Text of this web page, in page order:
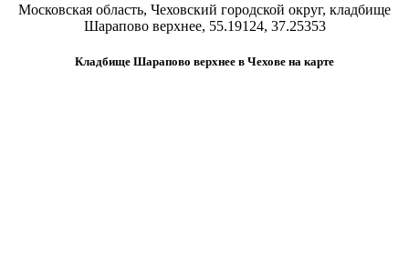
Московская область, Чеховский городской округ, кладбище
Шарапово верхнее, 55.19124, 37.25353
Кладбище Шарапово верхнее в Чехове на карте